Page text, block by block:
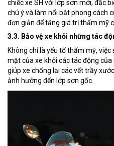
chiếc xe SH với lớp sơn mới, đặc
chú ý và làm nổi bật phong cách
đơn giản để tăng giá trị thẩm mỹ
3.3. Bảo vệ xe khỏi những tác
Không chỉ là yếu tố thẩm mỹ,
mặt của xe khỏi các tác động
giúp xe chống lại các vết trầy
ảnh hưởng đến lớp sơn gốc.